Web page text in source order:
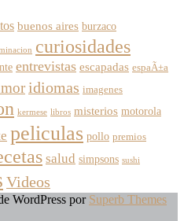
buenos aires burzaco
curiosidades
entrevistas escapadas espaÃ±a
idiomas imagenes
kermese libros misterios motorola
peliculas pollo premios
salud simpsons sushi
Videos
WordPress por Superb Themes